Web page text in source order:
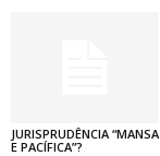
JURISPRUDÊNCIA “MANSA
E PACÍFICA”?